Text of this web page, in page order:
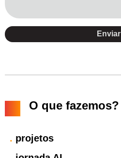
Enviar
O que fazemos?
. projetos